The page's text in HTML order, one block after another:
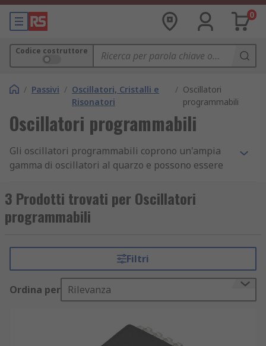
0
Codice costruttore
/ Passivi / Oscillatori, Cristalli e
Risonatori
/ Oscillatori
programmabili
Oscillatori programmabili
Gli oscillatori programmabili coprono un'ampia
gamma di oscillatori al quarzo e possono essere
oscillatori programmabili offrono agli utenti la
flessibilità di richiedere parti programmate alla
frequenza desiderata, offre opzioni di frequenza
spesso con tempi di consegna più brevi.
Oltre alle opzioni di frequenza, alcune parti
programmabili offrono una selezione del tipo di
3 Prodotti trovati per Oscillatori
programmabili
Filtri
Ordina per Rilevanza